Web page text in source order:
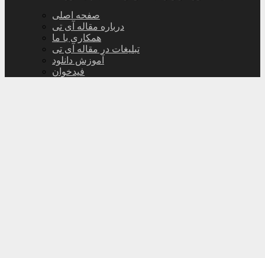
صفحه اصلی
درباره مقاله آی تی
همکاری با ما
تبلیغات در مقاله آی تی
آموزش دانلود
فیدخوان